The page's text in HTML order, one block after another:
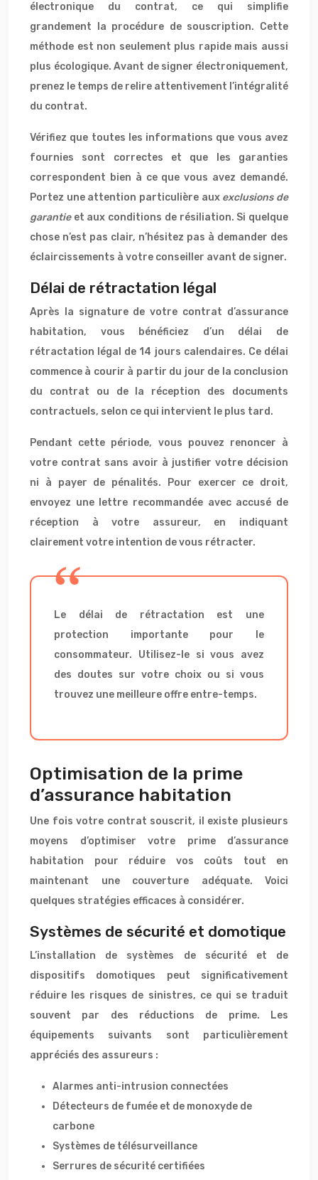
électronique du contrat, ce qui simplifie
grandement la procédure de souscription. Cette
méthode est non seulement plus rapide mais aussi
plus écologique. Avant de signer électroniquement,
prenez le temps de relire attentivement l’intégralité
du contrat.
Vérifiez que toutes les informations que vous avez
fournies sont correctes et que les garanties
correspondent bien à ce que vous avez demandé.
Portez une attention particulière aux exclusions de
garantie et aux conditions de résiliation. Si quelque
chose n’est pas clair, n’hésitez pas à demander des
éclaircissements à votre conseiller avant de signer.
Délai de rétractation légal
Après la signature de votre contrat d’assurance
habitation, vous bénéficiez d’un délai de
rétractation légal de 14 jours calendaires. Ce délai
commence à courir à partir du jour de la conclusion
du contrat ou de la réception des documents
contractuels, selon ce qui intervient le plus tard.
Pendant cette période, vous pouvez renoncer à
votre contrat sans avoir à justifier votre décision
ni à payer de pénalités. Pour exercer ce droit,
envoyez une lettre recommandée avec accusé de
réception à votre assureur, en indiquant
clairement votre intention de vous rétracter.
Le délai de rétractation est une
protection importante pour le
consommateur. Utilisez-le si vous avez
des doutes sur votre choix ou si vous
trouvez une meilleure offre entre-temps.
Optimisation de la prime
d’assurance habitation
Une fois votre contrat souscrit, il existe plusieurs
moyens d’optimiser votre prime d’assurance
habitation pour réduire vos coûts tout en
maintenant une couverture adéquate. Voici
quelques stratégies efficaces à considérer.
Systèmes de sécurité et domotique
L’installation de systèmes de sécurité et de
dispositifs domotiques peut significativement
réduire les risques de sinistres, ce qui se traduit
souvent par des réductions de prime. Les
équipements suivants sont particulièrement
appréciés des assureurs :
Alarmes anti-intrusion connectées
Détecteurs de fumée et de monoxyde de
carbone
Systèmes de télésurveillance
Serrures de sécurité certifiées